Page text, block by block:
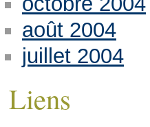
août 2004
juillet 2004
Liens